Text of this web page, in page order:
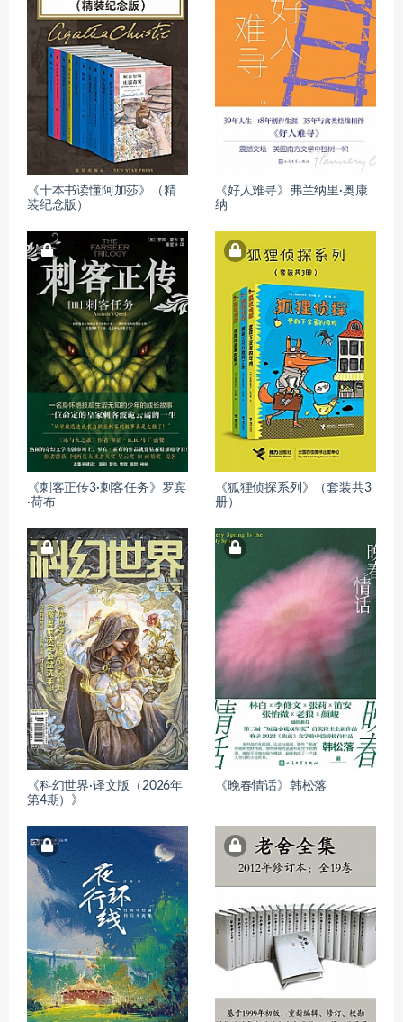
《十本书读懂阿加莎》（精
装纪念版）
《好人难寻》弗兰纳里·奥康
纳
《刺客正传3·刺客任务》罗宾
·荷布
《狐狸侦探系列》（套装共3
册）
《科幻世界·译文版（2026年
第4期）》
《晚春情话》韩松落